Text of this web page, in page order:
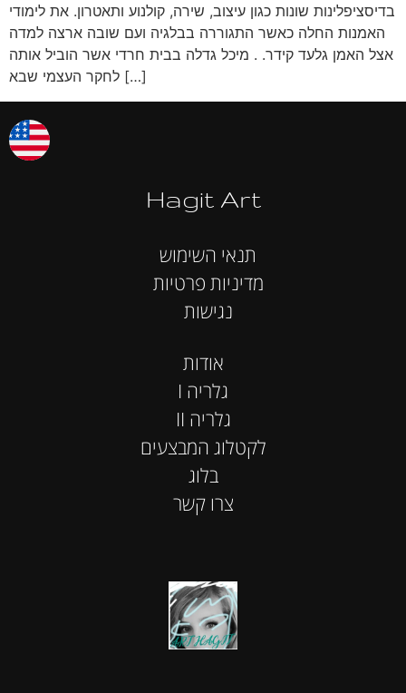
בדיסציפלינות שונות כגון עיצוב, שירה, קולנוע ותאטרון. את לימודי
האמנות החלה כאשר התגוררה בבלגיה ועם שובה ארצה למדה
אצל האמן גלעד קידר. . מיכל גדלה בבית חרדי אשר הוביל אותה
לחקר העצמי שבא […]
Hagit Art
אודות
I גלריה
II גלריה
לקטלוג המבצעים
בלוג
צרו קשר
תנאי השימוש
מדיניות פרטיות
נגישות